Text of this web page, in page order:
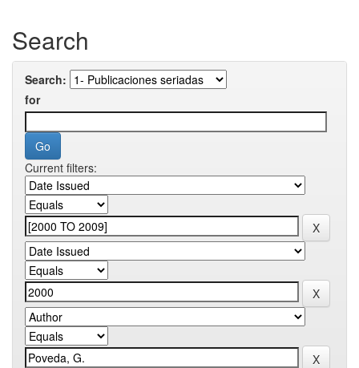
Search
Search:
for
Current filters: